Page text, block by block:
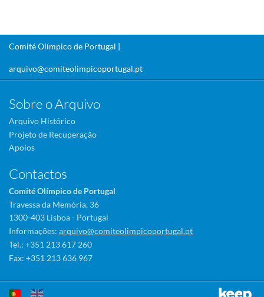
Comité Olímpico de Portugal |
arquivo@comiteolimpicoportugal.pt
Sobre o Arquivo
Arquivo Histórico
Projeto de Recuperação
Apoios
Contactos
Comité Olímpico de Portugal
Travessa da Memória, 36
1300-403 Lisboa - Portugal
Informações: arquivo@comiteolimpicoportugal.pt
Tel.: +351 213 617 260
Fax: +351 213 636 967